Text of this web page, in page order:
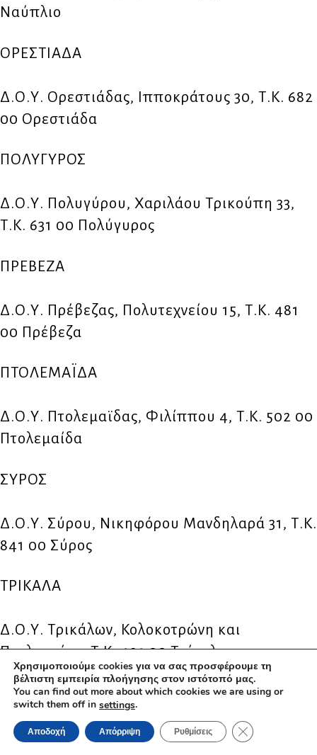
Ναύπλιο
ΟΡΕΣΤΙΑΔΑ
Δ.Ο.Υ. Ορεστιάδας, Ιπποκράτους 30, Τ.Κ. 682
00 Ορεστιάδα
ΠΟΛΥΓΥΡΟΣ
Δ.Ο.Υ. Πολυγύρου, Χαριλάου Τρικούπη 33,
Τ.Κ. 631 00 Πολύγυρος
ΠΡΕΒΕΖΑ
Δ.Ο.Υ. Πρέβεζας, Πολυτεχνείου 15, Τ.Κ. 481
00 Πρέβεζα
ΠΤΟΛΕΜΑΪΔΑ
Δ.Ο.Υ. Πτολεμαϊδας, Φιλίππου 4, Τ.Κ. 502 00
Πτολεμαίδα
ΣΥΡΟΣ
Δ.Ο.Υ. Σύρου, Νικηφόρου Μανδηλαρά 31, Τ.Κ.
841 00 Σύρος
ΤΡΙΚΑΛΑ
Δ.Ο.Υ. Τρικάλων, Κολοκοτρώνη και
Πτολεμαίου, Τ.Κ. 421 00 Τρίκαλα
ΧΑΛΚΙΔΑ
Δ.Ο.Υ. Χαλκίδας, Δημάρχου Σκούρα (Δύο
Χρησιμοποιούμε cookies για να σας προσφέρουμε τη
βέλτιστη εμπειρία πλοήγησης στον ιστότοπό μας.
You can find out more about which cookies we are using or
switch them off in settings.
Αποδοχή Απόρριψη Ρυθμίσεις ΚΛΕΊΣΙΜΟ ΤΟΥ